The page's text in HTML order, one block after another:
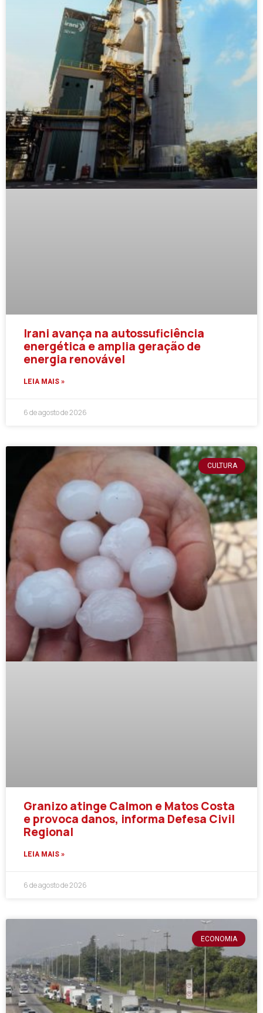
Irani avança na autossuficiência
energética e amplia geração de
energia renovável
LEIA MAIS »
6 de agosto de 2026
CULTURA
Granizo atinge Calmon e Matos Costa
e provoca danos, informa Defesa Civil
Regional
LEIA MAIS »
6 de agosto de 2026
ECONOMIA